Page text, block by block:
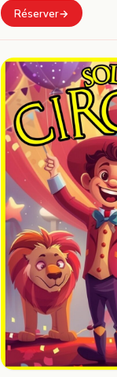
Réserver